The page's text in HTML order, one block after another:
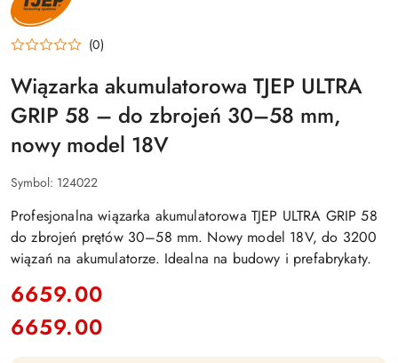
(0)
Wiązarka akumulatorowa TJEP ULTRA
GRIP 58 – do zbrojeń 30–58 mm,
nowy model 18V
Symbol: 124022
Profesjonalna wiązarka akumulatorowa TJEP ULTRA GRIP 58
do zbrojeń prętów 30–58 mm. Nowy model 18V, do 3200
wiązań na akumulatorze. Idealna na budowy i prefabrykaty.
cena:
6659.00
Cena:
6659.00